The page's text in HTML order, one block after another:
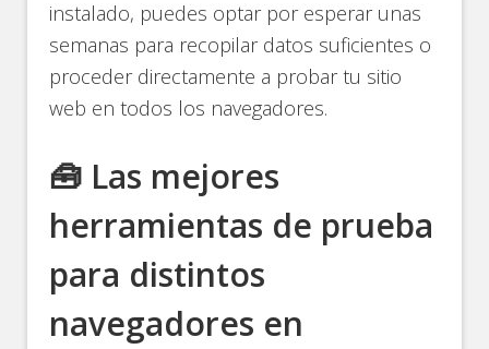
instalado, puedes optar por esperar unas
semanas para recopilar datos suficientes o
proceder directamente a probar tu sitio
web en todos los navegadores.
🧰 Las mejores
herramientas de prueba
para distintos
navegadores en